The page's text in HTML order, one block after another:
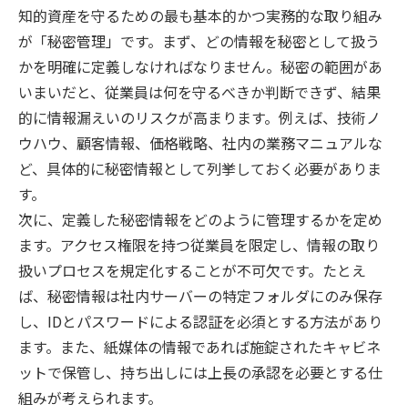
知的資産を守るための最も基本的かつ実務的な取り組み
が「秘密管理」です。まず、どの情報を秘密として扱う
かを明確に定義しなければなりません。秘密の範囲があ
いまいだと、従業員は何を守るべきか判断できず、結果
的に情報漏えいのリスクが高まります。例えば、技術ノ
ウハウ、顧客情報、価格戦略、社内の業務マニュアルな
ど、具体的に秘密情報として列挙しておく必要がありま
す。
次に、定義した秘密情報をどのように管理するかを定め
ます。アクセス権限を持つ従業員を限定し、情報の取り
扱いプロセスを規定化することが不可欠です。たとえ
ば、秘密情報は社内サーバーの特定フォルダにのみ保存
し、IDとパスワードによる認証を必須とする方法があり
ます。また、紙媒体の情報であれば施錠されたキャビネ
ットで保管し、持ち出しには上長の承認を必要とする仕
組みが考えられます。